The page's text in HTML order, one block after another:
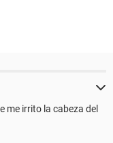
me irrito la cabeza del